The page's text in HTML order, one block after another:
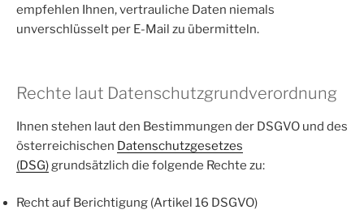
empfehlen Ihnen, vertrauliche Daten niemals
unverschlüsselt per E-Mail zu übermitteln.
Rechte laut Datenschutzgrundverordnung
Ihnen stehen laut den Bestimmungen der DSGVO und des
österreichischen Datenschutzgesetzes
(DSG) grundsätzlich die folgende Rechte zu:
Recht auf Berichtigung (Artikel 16 DSGVO)